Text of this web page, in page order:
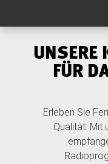
UNSERE
FÜR
Erleben Sie
Qualität: Mit